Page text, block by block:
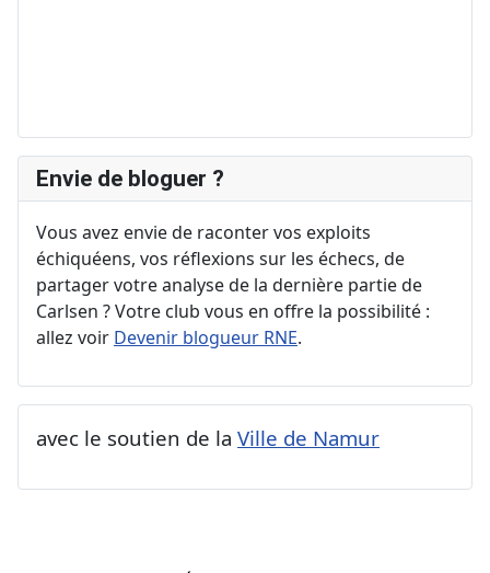
Envie de bloguer ?
Vous avez envie de raconter vos exploits
échiquéens, vos réflexions sur les échecs, de
partager votre analyse de la dernière partie de
Carlsen ? Votre club vous en offre la possibilité :
allez voir Devenir blogueur RNE.
avec le soutien de la Ville de Namur